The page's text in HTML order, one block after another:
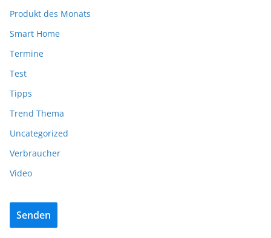
Produkt des Monats
Smart Home
Termine
Test
Tipps
Trend Thema
Uncategorized
Verbraucher
Video
Senden